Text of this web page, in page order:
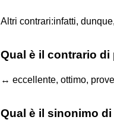
Altri contrari:infatti,
Qual è il contrario di
↔ eccellente, ottimo,
Qual è il sinonimo